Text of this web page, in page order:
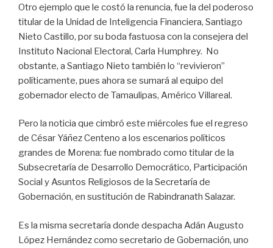
Otro ejemplo que le costó la renuncia, fue la del poderoso
titular de la Unidad de Inteligencia Financiera, Santiago
Nieto Castillo, por su boda fastuosa con la consejera del
Instituto Nacional Electoral, Carla Humphrey. No
obstante, a Santiago Nieto también lo “revivieron”
políticamente, pues ahora se sumará al equipo del
gobernador electo de Tamaulipas, Américo Villareal.
Pero la noticia que cimbró este miércoles fue el regreso
de César Yáñez Centeno a los escenarios políticos
grandes de Morena: fue nombrado como titular de la
Subsecretaría de Desarrollo Democrático, Participación
Social y Asuntos Religiosos de la Secretaría de
Gobernación, en sustitución de Rabindranath Salazar.
Es la misma secretaría donde despacha Adán Augusto
López Hernández como secretario de Gobernación, uno